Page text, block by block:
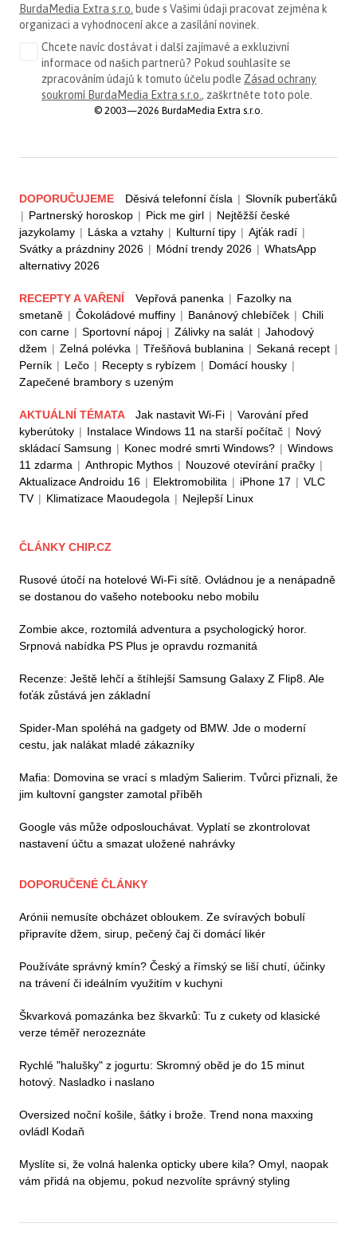
BurdaMedia Extra s.r.o. bude s Vašimi údaji pracovat zejména k
organizaci a vyhodnocení akce a zasílání novinek.
Chcete navíc dostávat i další zajímavé a exkluzivní
informace od našich partnerů? Pokud souhlasíte se
zpracováním údajů k tomuto účelu podle Zásad ochrany
soukromí BurdaMedia Extra s.r.o. , zaškrtněte toto pole.
© 2003—2026 BurdaMedia Extra s.r.o.
DOPORUČUJEME Děsivá telefonní čísla | Slovník puberťáků
| Partnerský horoskop | Pick me girl | Nejtěžší české
jazykolamy | Láska a vztahy | Kulturní tipy | Ajťák radí |
Svátky a prázdniny 2026 | Módní trendy 2026 | WhatsApp
alternativy 2026
RECEPTY A VAŘENÍ Vepřová panenka | Fazolky na
smetaně | Čokoládové muffiny | Banánový chlebíček | Chili
con carne | Sportovní nápoj | Zálivky na salát | Jahodový
džem | Zelná polévka | Třešňová bublanina | Sekaná recept |
Perník | Lečo | Recepty s rybízem | Domácí housky |
Zapečené brambory s uzeným
AKTUÁLNÍ TÉMATA Jak nastavit Wi-Fi | Varování před
kyberútoky | Instalace Windows 11 na starší počítač | Nový
skládací Samsung | Konec modré smrti Windows? | Windows
11 zdarma | Anthropic Mythos | Nouzové otevírání pračky |
Aktualizace Androidu 16 | Elektromobilita | iPhone 17 | VLC
TV | Klimatizace Maoudegola | Nejlepší Linux
ČLÁNKY CHIP.CZ
Rusové útočí na hotelové Wi-Fi sítě. Ovládnou je a nenápadně
se dostanou do vašeho notebooku nebo mobilu
Zombie akce, roztomilá adventura a psychologický horor.
Srpnová nabídka PS Plus je opravdu rozmanitá
Recenze: Ještě lehčí a štíhlejší Samsung Galaxy Z Flip8. Ale
foťák zůstává jen základní
Spider-Man spoléhá na gadgety od BMW. Jde o moderní
cestu, jak nalákat mladé zákazníky
Mafia: Domovina se vrací s mladým Salierim. Tvůrci přiznali, že
jim kultovní gangster zamotal příběh
Google vás může odposlouchávat. Vyplatí se zkontrolovat
nastavení účtu a smazat uložené nahrávky
DOPORUČENÉ ČLÁNKY
Arónii nemusíte obcházet obloukem. Ze svíravých bobulí
připravíte džem, sirup, pečený čaj či domácí likér
Používáte správný kmín? Český a římský se liší chutí, účinky
na trávení či ideálním využitím v kuchyni
Škvarková pomazánka bez škvarků: Tu z cukety od klasické
verze téměř nerozeznáte
Rychlé "halušky" z jogurtu: Skromný oběd je do 15 minut
hotový. Nasladko i naslano
Oversized noční košile, šátky i brože. Trend nona maxxing
ovládl Kodaň
Myslíte si, že volná halenka opticky ubere kila? Omyl, naopak
vám přidá na objemu, pokud nezvolíte správný styling